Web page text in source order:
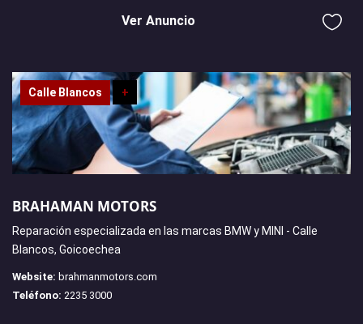
Ver Anuncio
Calle Blancos +
BRAHAMAN MOTORS
Reparación especializada en las marcas BMW y MINI - Calle
Blancos, Goicoechea
Website: brahmanmotors.com
Teléfono: 2235 3000